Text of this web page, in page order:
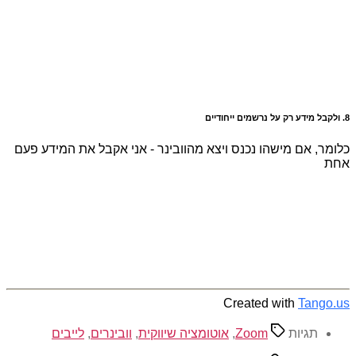
מישהו נכנס ויצא מהוובינר - אני אקבל את המידע פעם
Created with
Zoom
,אוטומציה שיווקית, וובינרים, לייבים